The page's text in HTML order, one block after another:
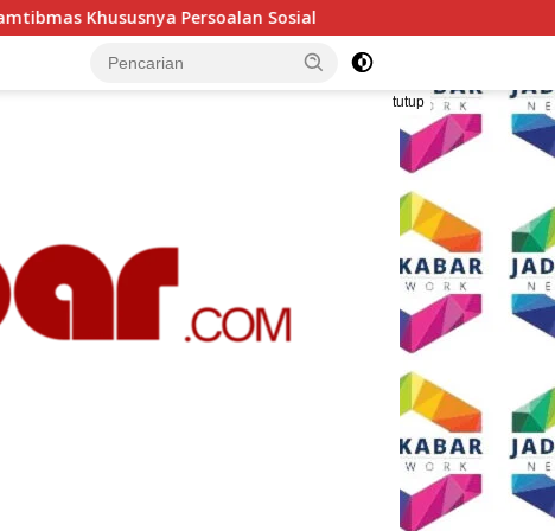
Polresta Malang Kota Gelar Makan Bersama dan
tutup